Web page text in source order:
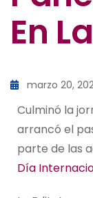
En
marzo 20,
Culminó la
arrancó el
parte de las
Día